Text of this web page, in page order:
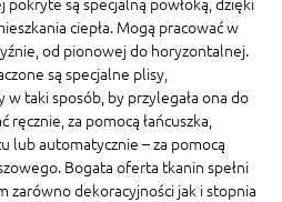
ciepła. Mogą pracować w
od pionowej do horyzontalnej.
są specjalne plisy,
w taki sposób, by przylegała ona do
za pomocą łańcuszka,
lub automatycznie – za pomocą
Bogata oferta tkanin spełni
zarówno dekoracyjności jak i stopnia